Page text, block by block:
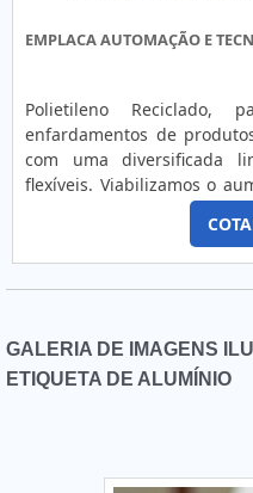
EMPLACA AUTOMAÇÃO E
Polietileno Reciclado,
enfardamentos de produtos. A Embalagem Ideal
com uma diversificada
flexíveis. Viabilizamos o
redução dos seus custos. ....
GALERIA DE IMAGENS
ETIQUETA DE ALUMÍNIO